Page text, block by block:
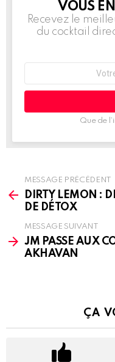
NEWSLETTER
VOUS
Recevez le
du cocktail
mail
Que de
more
MESSAGE PRÉCÉDENT
DIRTY LEMON :
DE DÉTOX
MESSAGE SUIVANT
JM PASSE AUX
AKHAVAN
ÇA